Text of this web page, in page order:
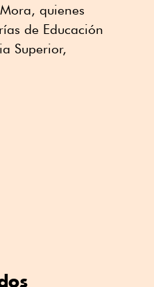
quienes
de Educación
Superior,